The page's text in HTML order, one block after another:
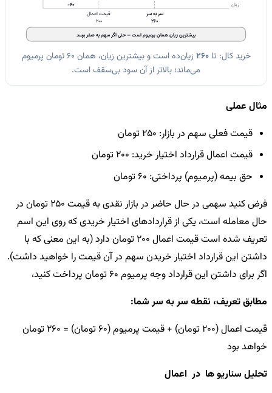
قیمت اعمال
200
سر به سر
260
−60 زیان
بیشترین زیان همان پرمیوم است — حتی اگر سهم به صفر برسد
خرید کال: تا260
زیان‌ده است و بیشترین زیان، همان 60 تومان پرمیوم
می‌ماند؛ بالاتر از آن سود بی‌سقف است.
مثال عملی
قیمت فعلی سهم در بازار: 250 تومان
قیمت اعمال قرارداد اختیار خرید: 200 تومان
حق بیمه (پرمیوم) پرداختی: 60 تومان
فرض کنید سهمی در حال حاضر در بازار نقدی به قیمت 250 تومان در
حال معامله است، یکی از قراردادهای اختیار خریدی که روی این اسم
تعریف شده است قیمت اعمال 200 تومان دارد (به این معنی که با
داشتن این قرارداد اختیار خریدن سهم در آن قیمت را خواهید داشت).
اگر برای داشتن این قرارداد وجه پرمیوم 60 تومان پرداخت کنید،
مطابق تعریف، نقطه سر به سرشما:
قیمت اعمال (200 تومان) + قیمت پرمیوم (60 تومان) = 260 تومان
خواهد بود
تحلیل سناریو ها در اعمال